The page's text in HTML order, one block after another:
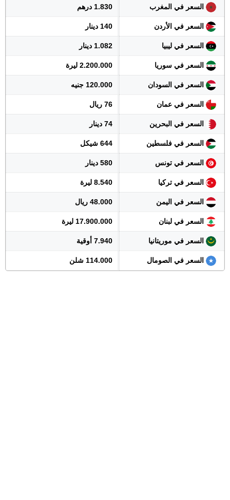
السعر في المغرب 1.830 درهم
السعر في الأردن 140 دينار
السعر في ليبيا 1.082 دينار
السعر في سوريا 2.200.000 ليرة
السعر في السودان 120.000 جنيه
السعر في عمان 76 ريال
السعر في البحرين 74 دينار
السعر في فلسطين 644 شيكل
السعر في تونس 580 دينار
السعر في تركيا 8.540 ليرة
السعر في اليمن 48.000 ريال
السعر في لبنان 17.900.000 ليرة
السعر في موريتانيا 7.940 أوقية
السعر في الصومال 114.000 شلن